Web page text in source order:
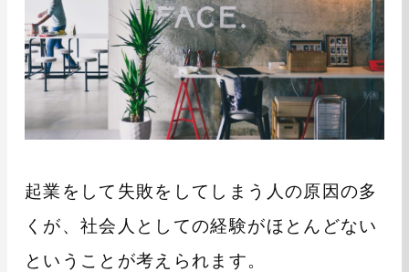
起業をして失敗をしてしまう人の原因の多
くが、社会人としての経験がほとんどない
ということが考えられます。